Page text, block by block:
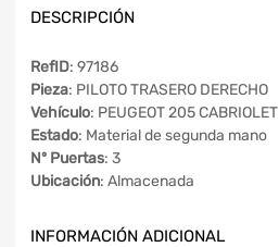
DESCRIPCIÓN
RefID: 97186
Pieza: PILOTO TRASERO DERECHO
Vehículo: PEUGEOT 205 CABRIOLET
Estado: Material de segunda mano
Nº Puertas: 3
Ubicación: Almacenada
INFORMACIÓN ADICIONAL